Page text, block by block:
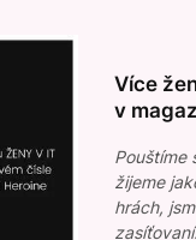
Více
v
Pouštíme
žijeme
hrách,